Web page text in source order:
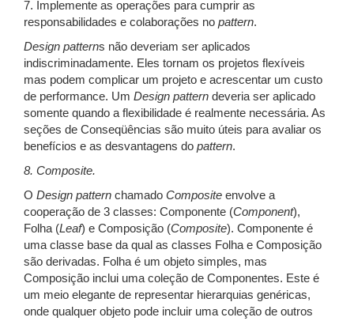
7. Implemente as operações para cumprir as
responsabilidades e colaborações no pattern.
Design patterns não deveriam ser aplicados
indiscriminadamente. Eles tornam os projetos flexíveis
mas podem complicar um projeto e acrescentar um custo
de performance. Um Design pattern deveria ser aplicado
somente quando a flexibilidade é realmente necessária. As
seções de Conseqüências são muito úteis para avaliar os
benefícios e as desvantagens do pattern.
8. Composite.
O Design pattern chamado Composite envolve a
cooperação de 3 classes: Componente (Component),
Folha (Leaf) e Composição (Composite). Componente é
uma classe base da qual as classes Folha e Composição
são derivadas. Folha é um objeto simples, mas
Composição inclui uma coleção de Componentes. Este é
um meio elegante de representar hierarquias genéricas,
onde qualquer objeto pode incluir uma coleção de outros